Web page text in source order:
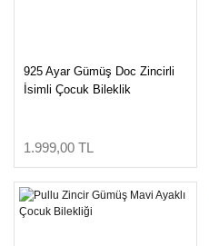
925 Ayar Gümüş Doc Zincirli
İsimli Çocuk Bileklik
1.999,00 TL